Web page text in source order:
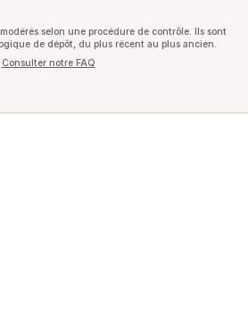
selon une procédure de contrôle. Ils sont
de dépôt, du plus récent au plus ancien.
Consulter notre FAQ